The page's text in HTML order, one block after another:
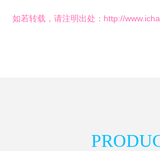
如若转载，请注明出处：http://